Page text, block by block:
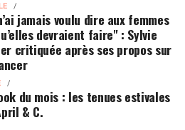
jamais voulu dire aux femmes
devraient faire" : Sylvie
critiquée après ses propos sur
du mois : les tenues estivales
& C.